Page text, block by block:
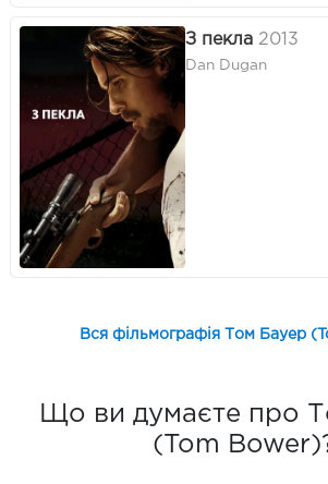
З пекла 2013
Dan Dugan
Вся фільмографія Том Бауер
Що ви думаєте про
(Tom